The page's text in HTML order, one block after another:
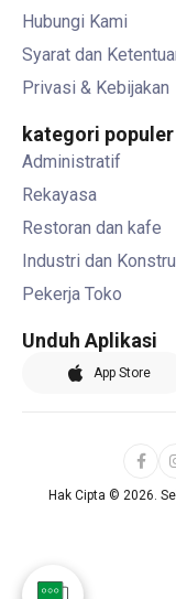
Hubungi Kami
Syarat dan
Privasi & Kebijakan
kategori populer
Administratif
Rekayasa
Restoran dan kafe
Industri dan
Pekerja Toko
Unduh Aplikasi
App Store
Hak Cipta © 2026.